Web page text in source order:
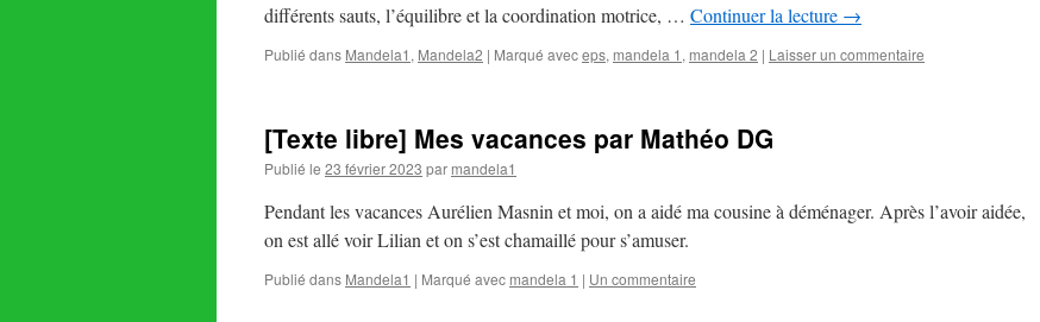
différents sauts, l’équilibre et la coordination motrice, … Continuer la lecture →
Publié dans Mandela1 , Mandela2 | Marqué aveceps, mandela 1 , mandela 2 | Laisser un commentaire
[Texte libre] Mes vacances par Mathéo DG
Publié le 23 février 2023 par mandela1
Pendant les vacances Aurélien Masnin et moi, on a aidé ma cousine à déménager. Après l’avoir aidée,
on est allé voir Lilian et on s’est chamaillé pour s’amuser.
Publié dans Mandela1 | Marqué avec mandela 1 | Un commentaire